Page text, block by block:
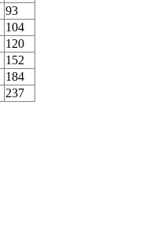
93
104
120
152
184
237